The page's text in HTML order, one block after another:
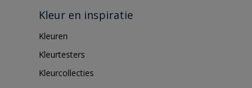
Kleur en inspiratie
Kleuren
Kleurtesters
Kleurcollecties